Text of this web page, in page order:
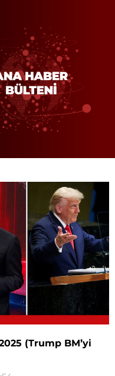
(Trump BM’yi